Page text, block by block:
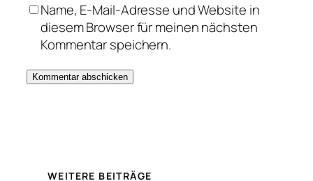
Name, E-Mail-Adresse und Website in
diesem Browser für meinen nächsten
Kommentar speichern.
WEITERE BEITRÄGE